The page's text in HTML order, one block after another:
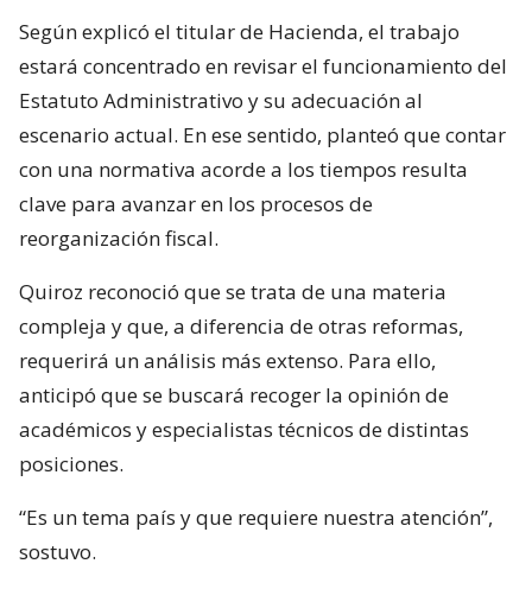
Según explicó el titular de Hacienda, el trabajo
estará concentrado en revisar el funcionamiento del
Estatuto Administrativo y su adecuación al
escenario actual. En ese sentido, planteó que contar
con una normativa acorde a los tiempos resulta
clave para avanzar en los procesos de
reorganización fiscal.
Quiroz reconoció que se trata de una materia
compleja y que, a diferencia de otras reformas,
requerirá un análisis más extenso. Para ello,
anticipó que se buscará recoger la opinión de
académicos y especialistas técnicos de distintas
posiciones.
“Es un tema país y que requiere nuestra atención”,
sostuvo.